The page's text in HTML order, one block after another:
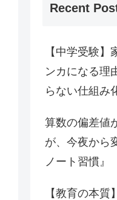
Recent
【中学受験
ンカになる理
らない仕組み
算数の偏差値
が、今夜から
ノート習慣』
【教育の本質